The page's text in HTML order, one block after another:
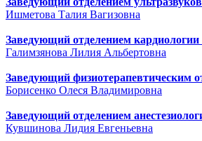
Ишметова Талия Вагизовна
Заведующий отделением
Галимзянова Лилия Альбертовна
Заведующий физиотерапевтическим
Борисенко Олеся Владимировна
Заведующий отделением
Кувшинова Лидия Евгеньевна